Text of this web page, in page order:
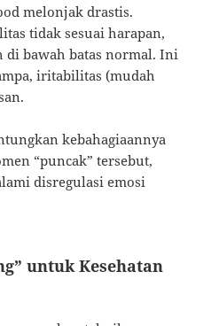
melonjak drastis.
tidak sesuai harapan,
di bawah batas normal. Ini
iritabilitas (mudah
kebahagiaannya
“puncak” tersebut,
disregulasi emosi
untuk Kesehatan